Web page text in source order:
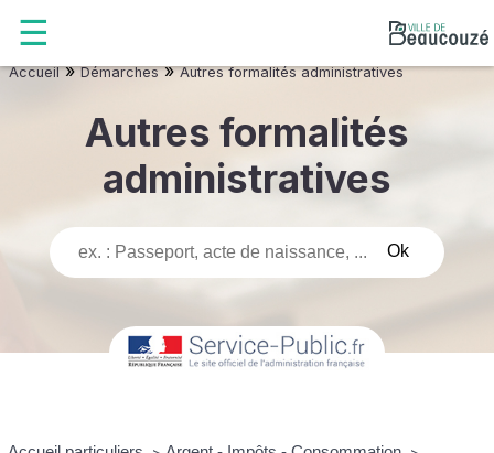
Accueil»Démarches»Autres formalités administratives
Autres formalités
administratives